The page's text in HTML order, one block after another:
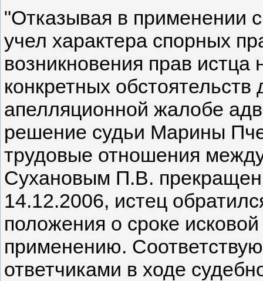
"Отказывая в применении
учел характера спорных
возникновения прав
конкретных
апелляционной жалобе
решение судьи Марины
трудовые отношения
Сухановым П.В.
14.12.2006, истец
положения о сроке
применению.
ответчиками в ходе